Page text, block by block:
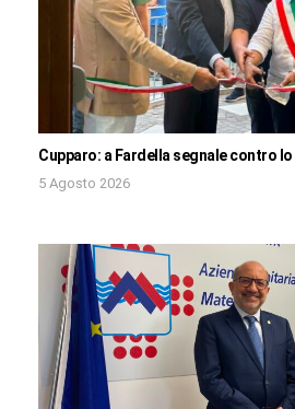
Cupparo: a Fardella segnale contro
5 Agosto 2026